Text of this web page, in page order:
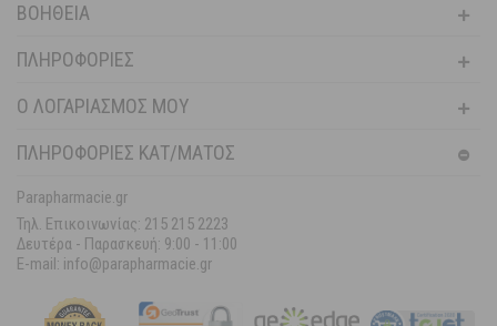
ΒΟΉΘΕΙΑ
ΠΛΗΡΟΦΟΡΊΕΣ
Ο ΛΟΓΑΡΙΑΣΜΌΣ ΜΟΥ
ΠΛΗΡΟΦΟΡΙΕΣ ΚΑΤ/ΜΑΤΟΣ
Parapharmacie.gr
Τηλ. Επικοινωνίας: 215 215 2223
Δευτέρα - Παρασκευή: 9:00 - 11:00
E-mail: info@parapharmacie.gr